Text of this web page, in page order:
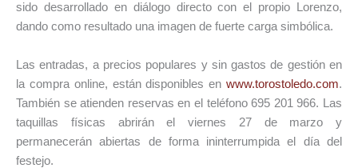
sido desarrollado en diálogo directo con el propio Lorenzo,
dando como resultado una imagen de fuerte carga simbólica.
Las entradas, a precios populares y sin gastos de gestión en
la compra online, están disponibles en www.torostoledo.com.
También se atienden reservas en el teléfono 695 201 966. Las
taquillas físicas abrirán el viernes 27 de marzo y
permanecerán abiertas de forma ininterrumpida el día del
festejo.